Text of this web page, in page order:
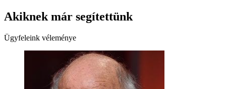
Akiknek már segítettünk
Ügyfeleink véleménye